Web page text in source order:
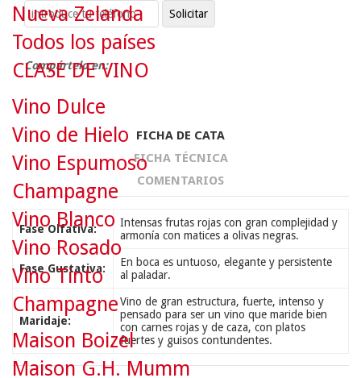
Compártelo en:
FICHA DE CATA
FICHA TÉCNICA
COMENTARIOS
Fase Olfativa:
Intensas frutas rojas con gran complejidad y
armonía con matices a olivas negras.
Fase Gustativa:
En boca es untuoso, elegante y persistente
al paladar.
Maridaje:
Vino de gran estructura, fuerte, intenso y
pensado para ser un vino que maride bien
con carnes rojas y de caza, con platos
fuertes y guisos contundentes.
Nueva Zelanda
Todos los países
CLASE DE VINO
Vino Dulce
Vino de Hielo
Vino Espumoso
Champagne
Vino Blanco
Vino Rosado
Vino Tinto
Champagne
Maison Boizel
Maison G.H. Mumm